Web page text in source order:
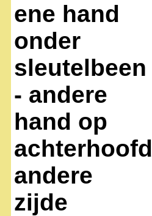
ene hand
onder
sleutelbeen
- andere
hand op
achterhoofd
andere
zijde